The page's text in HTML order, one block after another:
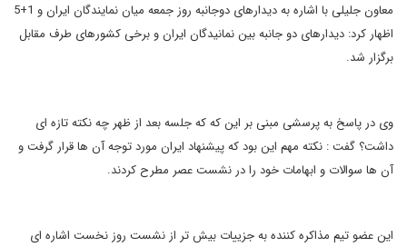
معاون جلیلی با اشاره به دیدارهای دوجانبه روز جمعه میان نمایندگان ایران و 1+5
اظهار کرد: دیدارهای دو جانبه بین نمانیدگان ایران و برخی کشورهای طرف مقابل
برگزار شد.
وی در پاسخ به پرسشی مبنی بر این که که جلسه بعد از ظهر چه نکته تازه ای
داشت؟ گفت : نکته مهم این بود که پیشنهاد ایران مورد توجه آن ها قرار گرفت و
آن ها سوالات و ابهامات خود را در نشست عصر مطرح کردند.
این عضو تیم مذاکره کننده به جزییات بیش تر از نشست روز نخست اشاره ای